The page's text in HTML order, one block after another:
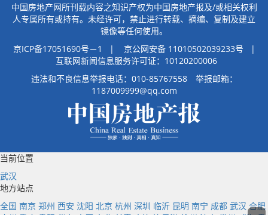
2021年6月，大连房价
站上16115元/平方米
（据国家统计局数
据）的高点，然后就
转头曲折向下。吉屋
网数据显示，2022年
中国房地产网所刊载内容之知识产权为中国房地产报及/或相关权利
人专属所有或持有。未经许可，禁止进行转载、摘编、复制及建立
镜像等任何使用。
京ICP备17051690号－1
|
京公网安备 11010502039233号 |
互联网新闻信息服务许可证：10120200006
违法和不良信息举报电话：010-85767558 举报邮箱：
1187009999@qq.com
当前位置
武汉
地方站点
全国 南京 郑州 西安 沈阳 北京 杭州 深圳 临沂 昆明 南宁 成都 武汉 合肥